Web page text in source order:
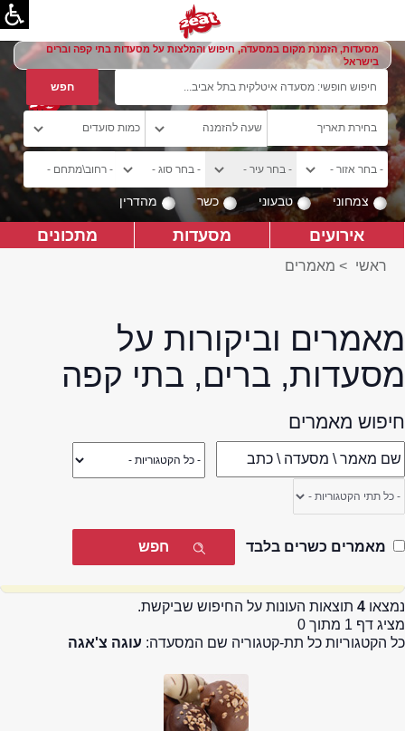
מסעדות, הזמנת מקום במסעדה, חיפוש והמלצות על מסעדות בתי קפה וברים
בישראל
צמחוני טבעוני כשר מהדרין
אירועים מסעדות מתכונים
ראשי > מאמרים
מאמרים וביקורות על
מסעדות, ברים, בתי קפה
חיפוש מאמרים
מאמרים כשרים בלבד
נמצאו 4 תוצאות העונות על החיפוש שביקשת.
מציג דף 1 מתוך 0
כל הקטגוריות כל תת-קטגוריה שם המסעדה: עוגה צ'אגה